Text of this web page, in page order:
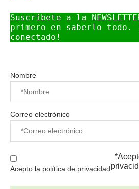
Suscríbete a la
primero en saberlo todo.
conectado!
Nombre
Correo electrónico
Acepto la política de privacidad